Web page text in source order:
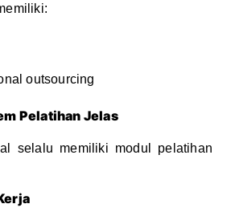
outsourcing
Pelatihan Jelas
selalu memiliki modul pelatihan